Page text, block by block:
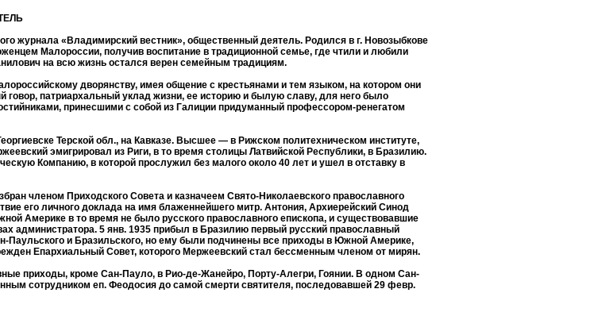
журнала «Владимирский вестник», общественный деятель. Родился в г. Новозыбкове
Малороссии, получив воспитание в традиционной семье, где чтили и любили
на всю жизнь остался верен семейным традициям.
дворянству, имея общение с крестьянами и тем языком, на котором они
патриархальный уклад жизни, ее историю и былую славу, для него было
принесшими с собой из Галиции придуманный профессором-ренегатом
Терской обл., на Кавказе. Высшее — в Рижском политехническом институте,
эмигрировал из Риги, в то время столицы Латвийской Республики, в Бразилию.
Компанию, в которой прослужил без малого около 40 лет и ушел в отставку в
членом Приходского Совета и казначеем Свято-Николаевского православного
его личного доклада на имя блаженнейшего митр. Антония, Архиерейский Синод
Америке в то время не было русского православного епископа, и существовавшие
администратора. 5 янв. 1935 прибыл в Бразилию первый русский православный
и Бразильского, но ему были подчинены все приходы в Южной Америке,
Епархиальный Совет, которого Мержеевский стал бессменным членом от мирян.
приходы, кроме Сан-Пауло, в Рио-де-Жанейро, Порту-Алегри, Гоянии. В одном Сан-
сотрудником еп. Феодосия до самой смерти святителя, последовавшей 29 февр.